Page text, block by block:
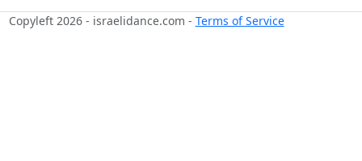
Copyleft 2026 - israelidance.com - Terms of Service